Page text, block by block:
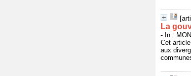
La
- In :
Cet
aux